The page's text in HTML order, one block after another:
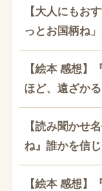
【大人にもお
っとお国柄ね
【絵本 感想】
ほど、遠ざか
【読み聞かせ
ね』誰かを信
【絵本 感想】